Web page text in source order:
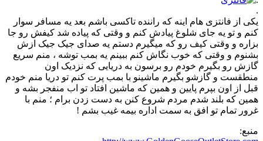
.
یکی از فانتزی هام اینه که راننده تاکسی باشم بعد یه مسافر سوار
کنم و تو یه جای شلوغ پیادش کنم و وقتی که پیاده شد کیفش رو جا
بزاره و وقتی کیف رو که میگیرم دستم یه صدای جیک جیک ازش
بشنوم و وقتی که خوب نگاش کنم ببینم یه بمب توشه ، منم سریع
گازش رو بگیرم خودم رو برسون به دریایی که نزدیک اون
منطقست و گازشو بگیرم ماشینو با بمب پرت کنم تو دریا منم خودم
قبل از اون بپرم پایین و همین که ماشین افتاد تو اب منفجر بشه و
همین که بلند شدم مردم شروع کنن به دست زدن برام ؛ منم با
غرور تمام تو افق به سمت اداره بیمه غیب بشم !
منبع: